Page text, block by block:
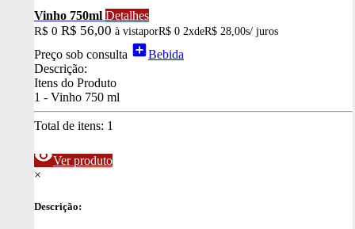
Vinho 750ml Detalhes
R$ 0 R$ 56,00 à vistaporR$ 0 2xdeR$ 28,00s/ juros
Preço sob consulta add_boxBebida
Descrição:
Itens do Produto
1 - Vinho 750 ml
Total de itens: 1
visibilityVer produto
×
Descrição: